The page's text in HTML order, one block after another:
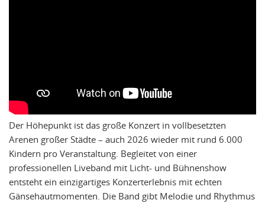
Der Höhepunkt ist das große Konzert in vollbesetzten
Arenen großer Städte – auch 2026 wieder mit rund 6.000
Kindern pro Veranstaltung. Begleitet von einer
professionellen Liveband mit Licht- und Bühnenshow
entsteht ein einzigartiges Konzerterlebnis mit echten
Gänsehautmomenten. Die Band gibt Melodie und Rhythmus